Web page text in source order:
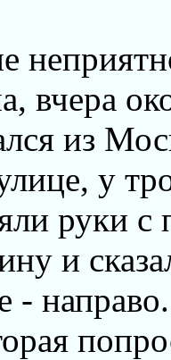
вчера
из
у
руки с
и
-